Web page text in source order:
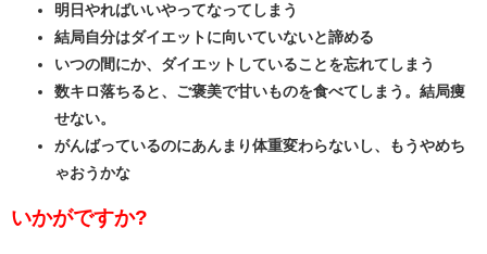
明日やればいいやってなってしまう
結局自分はダイエットに向いていないと諦める
いつの間にか、ダイエットしていることを忘れてしまう
数キロ落ちると、ご褒美で甘いものを食べてしまう。結局痩
せない。
がんばっているのにあんまり体重変わらないし、もうやめち
ゃおうかな
いかがですか?